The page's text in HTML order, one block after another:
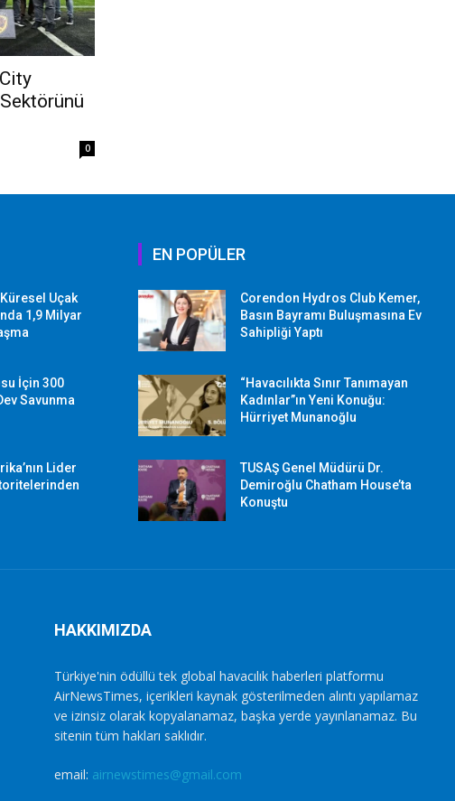
0
Küresel Uçak
1,9 Milyar
İçin 300
Savunma
Lider
EN POPÜLER
Corendon Hydros Club Kemer,
Basın Bayramı Buluşmasına Ev
Sahipliği Yaptı
“Havacılıkta Sınır Tanımayan
Kadınlar”ın Yeni Konuğu:
Hürriyet Munanoğlu
TUSAŞ Genel Müdürü Dr.
Demiroğlu Chatham House’ta
Konuştu
HAKKIMIZDA
Türkiye'nin ödüllü tek global havacılık haberleri platformu
AirNewsTimes, içerikleri kaynak gösterilmeden alıntı yapılamaz
ve izinsiz olarak kopyalanamaz, başka yerde yayınlanamaz. Bu
sitenin tüm hakları saklıdır.
email: airnewstimes@gmail.com